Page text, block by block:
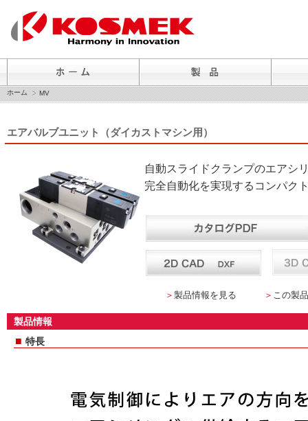
ホーム MV
エアバルブユニット（ダイカストマシン用）
自動スライドクランプのエアシ
完全自動化を実現するコンパク
＞ 製品情報を見る ＞ この製
製品情報
■ 特長